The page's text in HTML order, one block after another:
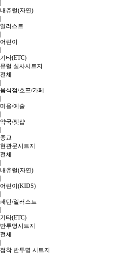
내츄럴(자연)
일러스트
어린이
기타(ETC)
뮤럴 실사시트지
전체
음식점/호프/카페
미용/예술
약국/펫샵
종교
현관문시트지
전체
내츄럴(자연)
어린이(KIDS)
패턴/일러스트
기타(ETC)
반투명시트지
전체
점착 반투명 시트지